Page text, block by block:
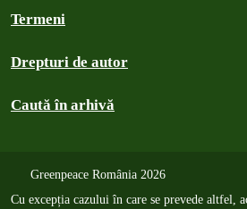
Termeni
Drepturi de autor
Caută în arhivă
Greenpeace România 2026
Cu excepția cazului în care se prevede altfel,